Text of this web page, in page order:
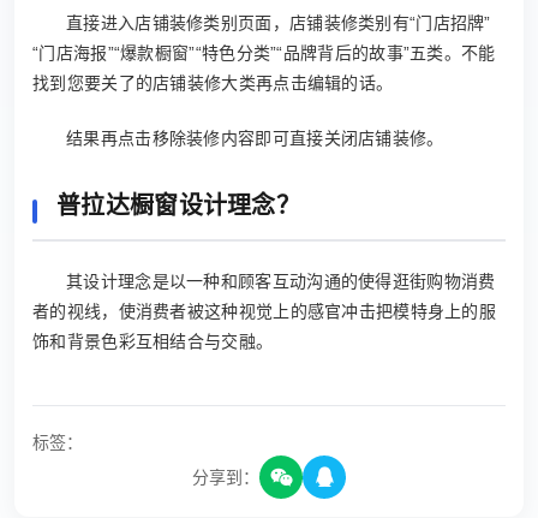
直接进入店铺装修类别页面，店铺装修类别有“门店招牌”
“门店海报”“爆款橱窗”“特色分类”“品牌背后的故事”五类。不能
找到您要关了的店铺装修大类再点击编辑的话。
结果再点击移除装修内容即可直接关闭店铺装修。
普拉达橱窗设计理念？
其设计理念是以一种和顾客互动沟通的使得逛街购物消费
者的视线，使消费者被这种视觉上的感官冲击把模特身上的服
饰和背景色彩互相结合与交融。
标签：
分享到：